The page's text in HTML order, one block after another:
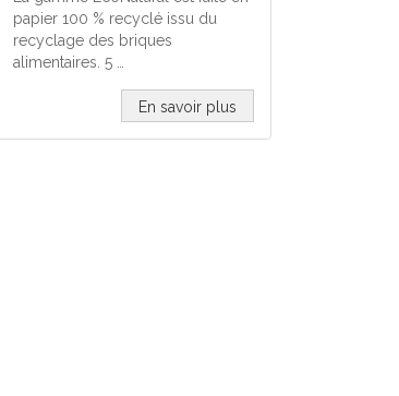
papier 100 % recyclé issu du
recyclage des briques
alimentaires. 5 …
En savoir plus